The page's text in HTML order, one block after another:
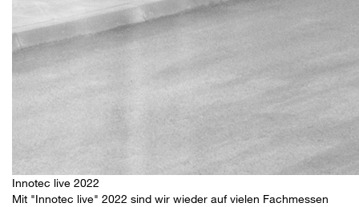
Innotec live 2022
Mit "Innotec live" 2022 sind wir wieder auf vielen Fachmessen